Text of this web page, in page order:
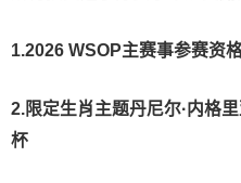
1.2026 WSOP主赛事参赛资
2.限定生肖主题丹尼尔·内格
杯